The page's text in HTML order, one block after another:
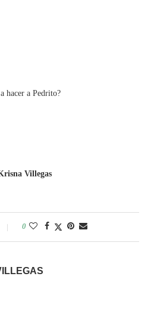
hacer a Pedrito?
Villegas
0